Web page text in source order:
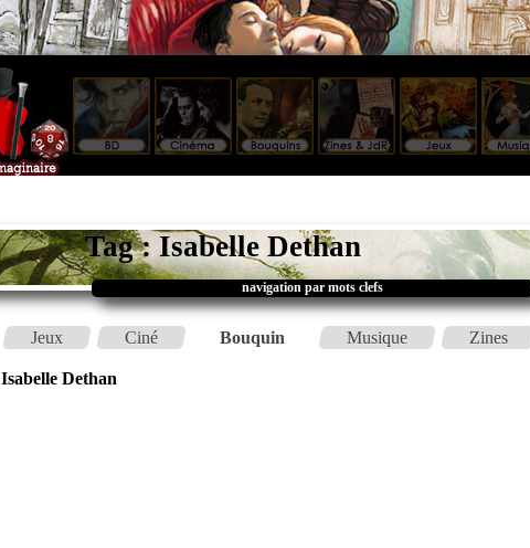
Tag : Isabelle Dethan
navigation par mots clefs
Jeux Ciné Bouquin Musique Zines
Isabelle Dethan